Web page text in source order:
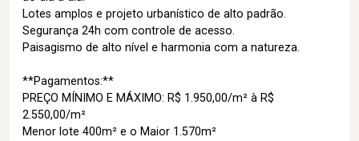
Lotes amplos e projeto urbanístico de alto padrão.
Segurança 24h com controle de acesso.
Paisagismo de alto nível e harmonia com a natureza.
**Pagamentos:**
PREÇO MÍNIMO E MÁXIMO: R$ 1.950,00/m² à R$
2.550,00/m²
Menor lote 400m² e o Maior 1.570m²